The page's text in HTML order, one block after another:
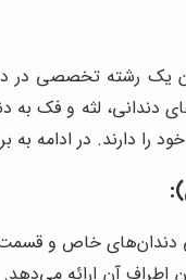
یک رشته تخصصی
دندانی، لثه و فک
را دارند. در ادامه
دندان‌های خاص و
اطراف آن ارائه